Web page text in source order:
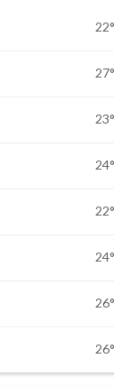
22°
27°
23°
24°
22°
24°
26°
26°